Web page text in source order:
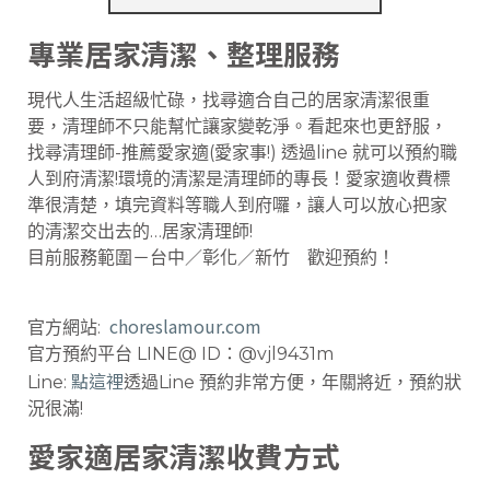
專業居家清潔、整理服務
現代人生活超級忙碌，找尋適合自己的居家清潔很重
要，清理師不只能幫忙讓家變乾淨。看起來也更舒服，
找尋清理師-推薦愛家適(愛家事!) 透過line 就可以預約職
人到府清潔!環境的清潔是清理師的專長！愛家適收費標
準很清楚，填完資料等職人到府囉，讓人可以放心把家
的清潔交出去的…居家清理師!
目前服務範圍－台中／彰化／新竹 歡迎預約！
官方網站: choreslamour.com
官方預約平台 LINE@ ID：@vjl9431m
Line: 點這裡透過Line 預約非常方便，年關將近，預約狀
況很滿!
愛家適居家清潔收費方式